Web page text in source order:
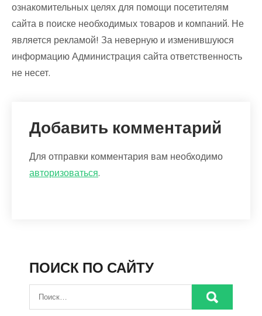
ознакомительных целях для помощи посетителям
сайта в поиске необходимых товаров и компаний. Не
является рекламой! За неверную и изменившуюся
информацию Администрация сайта ответственность
не несет.
Добавить комментарий
Для отправки комментария вам необходимо
авторизоваться.
ПОИСК ПО САЙТУ